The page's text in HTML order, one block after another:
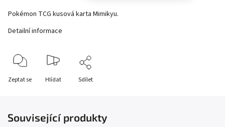
Pokémon TCG kusová karta Mimikyu.
Detailní informace
Zeptat se Hlídat Sdílet
Související produkty